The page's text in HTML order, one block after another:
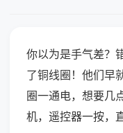
你以为是手气差？
了铜线圈！他们早
圈一通电，想要几
机，遥控器一按，